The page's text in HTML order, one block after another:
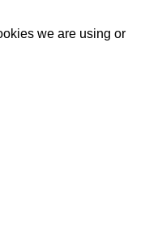
we are using or